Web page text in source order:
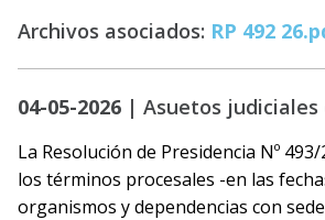
Archivos asociados: RP 492
04-05-2026 | Asuetos judiciales
La Resolución de Presidencia Nº
los términos procesales -en las
organismos y dependencias con